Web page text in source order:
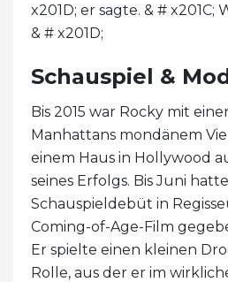
x201D; er sagte. & #
& # x201D;
Schauspiel &
Bis 2015 war Rocky mit
Manhattans mondänem
einem Haus in Hollywood
seines Erfolgs. Bis Juni
Schauspieldebüt in
Coming-of-Age-Film
Er spielte einen kleinen
Rolle, aus der er im